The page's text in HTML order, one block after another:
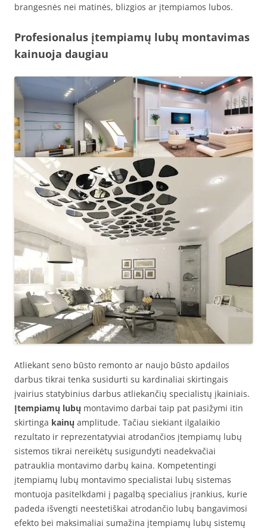
brangesnės nei matinės, blizgios ar įtempiamos lubos.
Profesionalus įtempiamų lubų montavimas
kainuoja daugiau
Atliekant seno būsto remonto ar naujo būsto apdailos
darbus tikrai tenka susidurti su kardinaliai skirtingais
įvairius statybinius darbus atliekančių specialistų įkainiais.
Įtempiamų lubų montavimo darbai taip pat pasižymi itin
skirtinga kainų amplitude. Tačiau siekiant ilgalaikio
rezultato ir reprezentatyviai atrodančios įtempiamų lubų
sistemos tikrai nereikėtų susigundyti neadekvačiai
patrauklia montavimo darbų kaina. Kompetentingi
įtempiamų lubų montavimo specialistai lubų sistemas
montuoja pasitelkdami į pagalbą specialius įrankius, kurie
padeda išvengti neestetiškai atrodančio lubų bangavimosi
efekto bei maksimaliai sumažina įtempiamų lubų sistemų